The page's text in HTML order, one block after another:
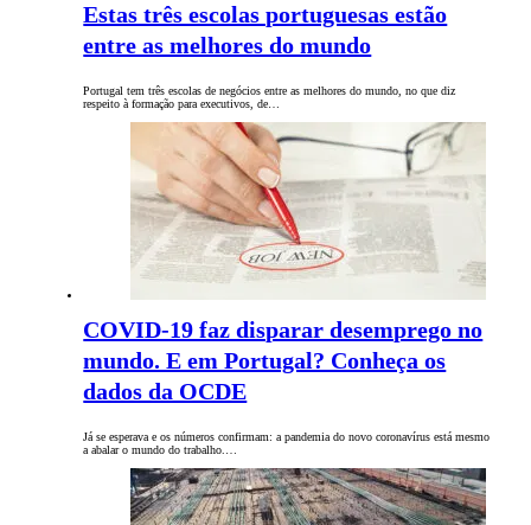
Estas três escolas portuguesas estão
entre as melhores do mundo
Portugal tem três escolas de negócios entre as melhores do mundo, no que diz
respeito à formação para executivos, de…
COVID-19 faz disparar desemprego no
mundo. E em Portugal? Conheça os
dados da OCDE
Já se esperava e os números confirmam: a pandemia do novo coronavírus está mesmo
a abalar o mundo do trabalho.…